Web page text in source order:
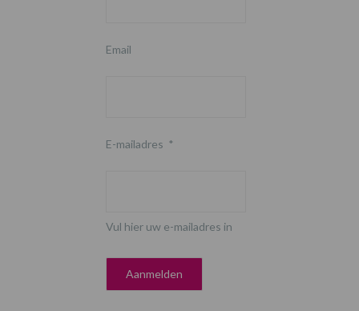
Email
E-mailadres *
Vul hier uw e-mailadres in